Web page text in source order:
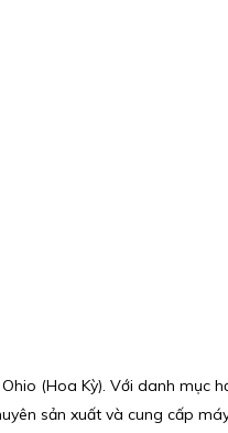
(Hoa Kỳ). Với danh mục
sản xuất và cung cấp